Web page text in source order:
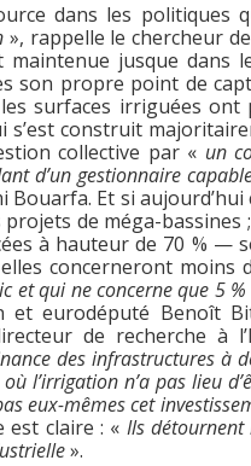
dans les politiques
», rappelle le chercheur
jusque dans
son propre point de
surfaces irriguées
s’est construit
collective par « un
d’un gestionnaire
Bouarfa. Et si
de méga-bassines
à hauteur de 70 % —
concerneront moins
et qui ne concerne que 5
et eurodéputé Benoît
de recherche à
des infrastructures à
l’irrigation n’a pas lieu
eux-mêmes cet
est claire : « Ils détournent
».